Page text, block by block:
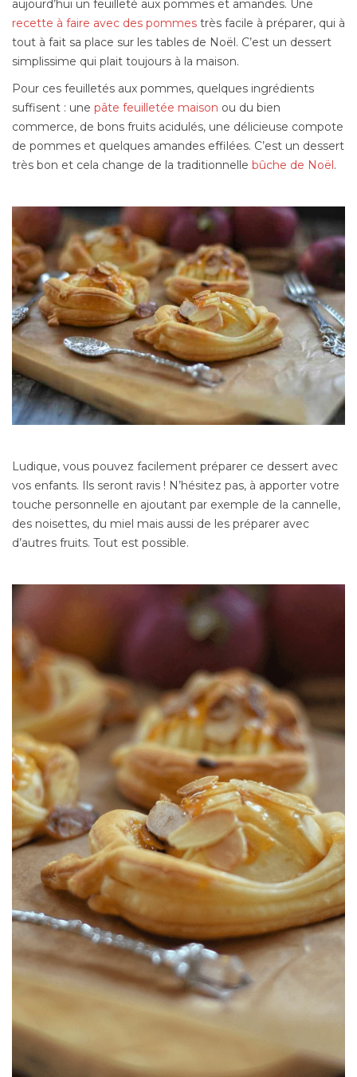
aujourd’hui un feuilleté aux pommes et amandes. Une
recette à faire avec des pommes très facile à préparer, qui à
tout à fait sa place sur les tables de Noël. C’est un dessert
simplissime qui plait toujours à la maison.
Pour ces feuilletés aux pommes, quelques ingrédients
suffisent : une pâte feuilletée maison ou du bien
commerce, de bons fruits acidulés, une délicieuse compote
de pommes et quelques amandes effilées. C’est un dessert
très bon et cela change de la traditionnelle bûche de Noël.
Ludique, vous pouvez facilement préparer ce dessert avec
vos enfants. Ils seront ravis ! N’hésitez pas, à apporter votre
touche personnelle en ajoutant par exemple de la cannelle,
des noisettes, du miel mais aussi de les préparer avec
d’autres fruits. Tout est possible.